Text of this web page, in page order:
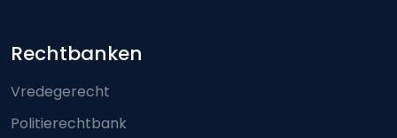
Footer-menu
Rechtbanken
Vredegerecht
Politierechtbank